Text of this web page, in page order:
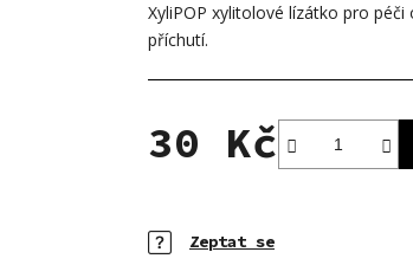
0,0
hvězdiček.
XyliPOP xylitolové lízátko pro
příchutí.
30 Kč
Zeptat se